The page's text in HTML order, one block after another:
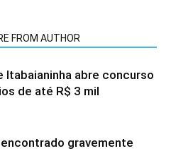
FROM AUTHOR
Itabaianinha abre concurso
de até R$ 3 mil
gravemente